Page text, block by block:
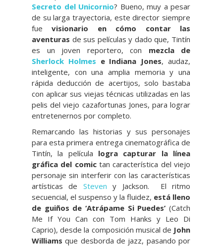
Secreto del Unicornio? Bueno, muy a pesar
de su larga trayectoria, este director siempre
fuevisionario
en cómo contar las
aventuras de sus películas y dado que, Tintín
es un joven reportero, con mezcla de
Sherlock Holmes e Indiana Jones, audaz,
inteligente, con una amplia memoria y una
rápida deducción de acertijos, solo bastaba
con aplicar sus viejas técnicas utilizadas en las
pelis del viejo cazafortunas Jones, para lograr
entretenernos por completo.
Remarcando las historias y sus personajes
para esta primera entrega cinematográfica de
Tintín, la película logra capturar la línea
gráfica del comictan característica del viejo
personaje sin interferir con las características
artísticas de Steven y Jackson. El ritmo
secuencial, el suspenso y la fluidez, está lleno
de guiños de ‘Atrápame Si Puedes’ (Catch
Me If You Can con Tom Hanks y Leo Di
Caprio), desde la composición musical de John
Williams que desborda de jazz, pasando por